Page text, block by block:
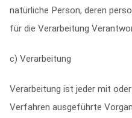
natürliche Person, deren
für die Verarbeitung
c) Verarbeitung
Verarbeitung ist jeder mit
Verfahren ausgeführte